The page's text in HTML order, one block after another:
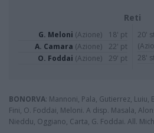
Reti
G. Meloni (Azione)
18' pt
A. Camara (Azione)
22' pt
O. Foddai (Azione) 29' pt
20'
28'
BONORVA: Mannoni, Pala, Gutierrez, Luiu,
Fini, O. Foddai, Meloni. A disp. Masala,
Nieddu, Oggiano, Carta, G. Foddai. All.